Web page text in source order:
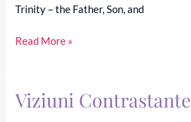
Trinity – the Father, Son, and
“The
Significance
Read More »
Viziuni Contrastante